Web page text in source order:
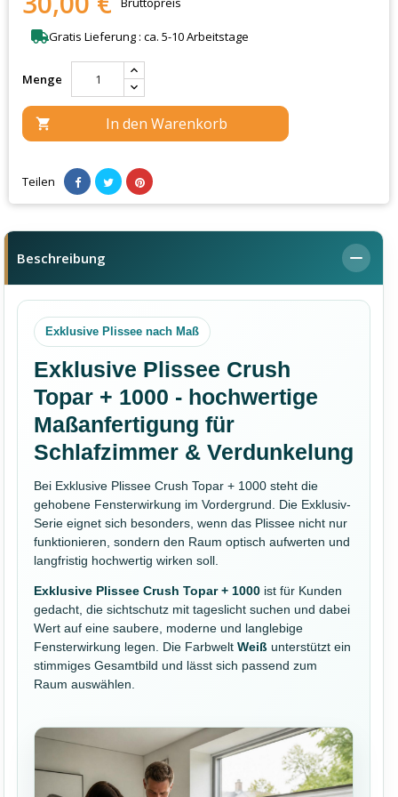
Gratis Lieferung : ca. 5-10 Arbeitstage
Menge
 In den Warenkorb
Teilen
Beschreibung
Exklusive Plissee nach Maß
Exklusive Plissee Crush
Topar + 1000 - hochwertige
Maßanfertigung für
Schlafzimmer & Verdunkelung
Bei Exklusive Plissee Crush Topar + 1000 steht die
gehobene Fensterwirkung im Vordergrund. Die Exklusiv-
Serie eignet sich besonders, wenn das Plissee nicht nur
funktionieren, sondern den Raum optisch aufwerten und
langfristig hochwertig wirken soll.
Exklusive Plissee Crush Topar + 1000 ist für Kunden
gedacht, die sichtschutz mit tageslicht suchen und dabei
Wert auf eine saubere, moderne und langlebige
Fensterwirkung legen. Die Farbwelt Weiß unterstützt ein
stimmiges Gesamtbild und lässt sich passend zum
Raum auswählen.